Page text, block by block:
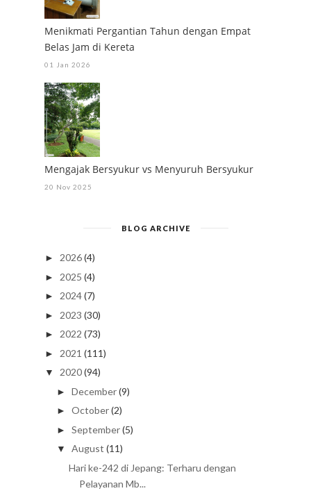
Menikmati Pergantian Tahun dengan Empat
Belas Jam di Kereta
01 Jan 2026
Mengajak Bersyukur vs Menyuruh Bersyukur
20 Nov 2025
BLOG ARCHIVE
► 2026(4)
► 2025 (4)
► 2024(7)
► 2023 (30)
► 2022 (73)
► 2021 (111)
▼ 2020(94)
► December(9)
► October(2)
► September(5)
▼ August (11)
Hari ke-242 di Jepang: Terharu dengan
Pelayanan Mb...